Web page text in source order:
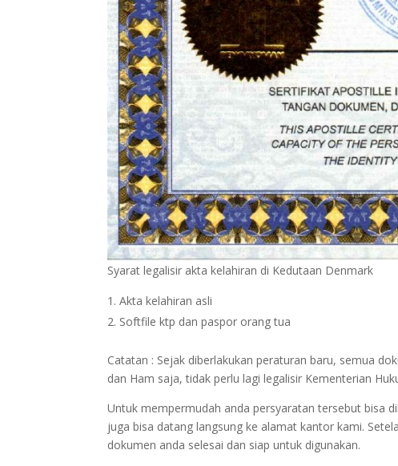
Syarat legalisir akta kelahiran di Kedutaan Denmark
Akta kelahiran asli
Softfile ktp dan paspor orang tua
Catatan : Sejak diberlakukan peraturan baru, semua
dan Ham saja, tidak perlu lagi legalisir Kementerian
Untuk mempermudah anda persyaratan tersebut bisa
juga bisa datang langsung ke alamat kantor kami.
dokumen anda selesai dan siap untuk digunakan.